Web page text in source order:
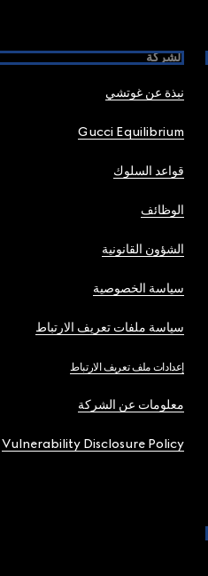
الشركة
نبذة عن غوتشي
Gucci Equilibrium
قواعد السلوك
الوظائف
الشؤون القانونية
سياسة الخصوصية
سياسة ملفات تعريف الارتباط
إعدادات ملف تعريف الارتباط
معلومات عن الشركة
Vulnerability Disclosure Policy